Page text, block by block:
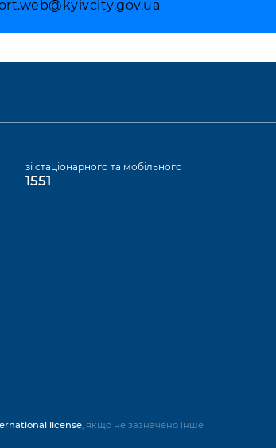
зі стаціонарного та мобільного
1551
license, якщо не зазначено інше